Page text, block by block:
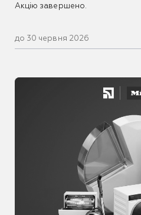
Акцію завершено.
до 30 червня 2026